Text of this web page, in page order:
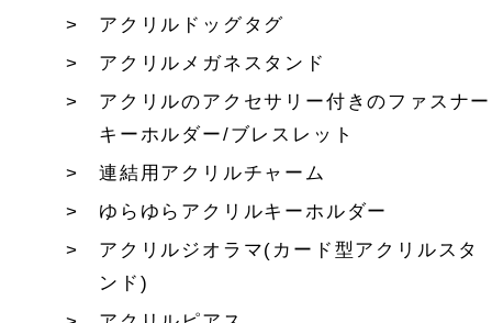
アクリルドッグタグ
アクリルメガネスタンド
アクリルのアクセサリー付きのファスナー
キーホルダー/ブレスレット
連結用アクリルチャーム
ゆらゆらアクリルキーホルダー
アクリルジオラマ(カード型アクリルスタ
ンド)